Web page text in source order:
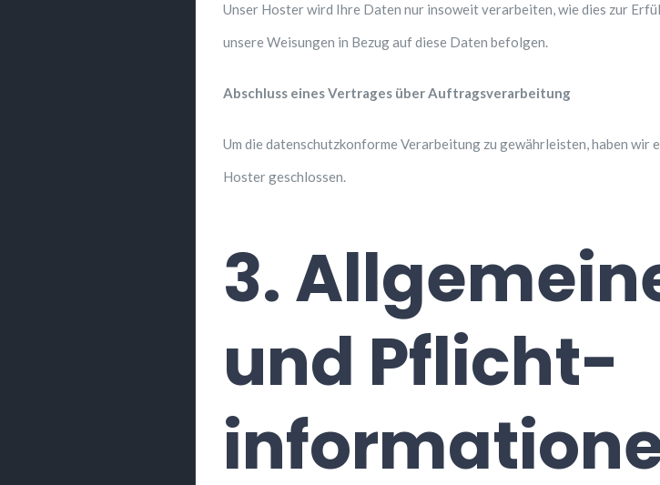
Unser Hoster wird Ihre Daten nur insoweit verarbeiten, wie dies zur
unsere Weisungen in Bezug auf diese Daten befolgen.
Abschluss eines Vertrages über Auftragsverarbeitung
Um die datenschutzkonforme Verarbeitung zu gewährleisten, haben
Hoster geschlossen.
3.
und Pflicht­